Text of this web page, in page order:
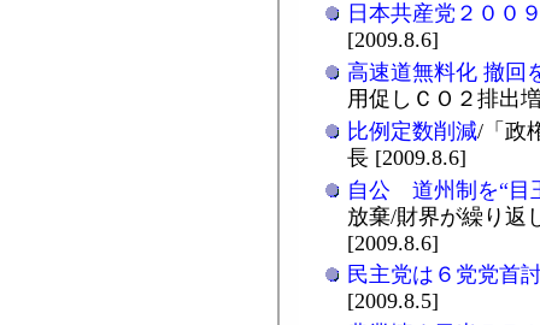
日本共産党２００
[2009.8.6]
高速道無料化 撤回
用促しＣＯ２排出
比例定数削減/「政
長 [2009.8.6]
自公 道州制を“目
放棄/財界が繰り返
[2009.8.6]
民主党は６党党首
[2009.8.5]